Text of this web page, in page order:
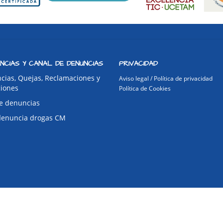
Y CANAL DE DENUNCIAS
Quejas, Reclamaciones y
denuncias
drogas CM
PRIVACIDAD
Aviso legal / Política de privacidad
Política de Cookies